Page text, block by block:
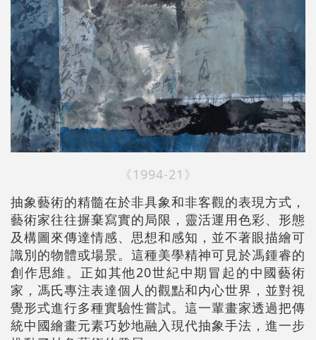
《1994-21》
抽象藝術的精髓在於非具象和非客觀的表現方式，
藝術家往往摒棄寫實的局限，靈活運用色彩、形態
及構圖來傳達情感、思想和感知，並不著眼描繪可
識別的物體或場景。這種美學精神可見於馮鍾睿的
創作思維。正如其他20世紀中期冒起的中國藝術
家，馮氏專注表達個人的觀點和内心世界，並對視
覺形式進行多種實驗性嘗試。這一輩畫家透過把傳
統中國繪畫元素巧妙地融入現代抽象手法，進一步